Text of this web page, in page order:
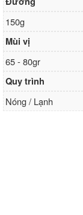
150g
Mùi vị
65 - 80gr
Quy trình
Nóng / Lạnh